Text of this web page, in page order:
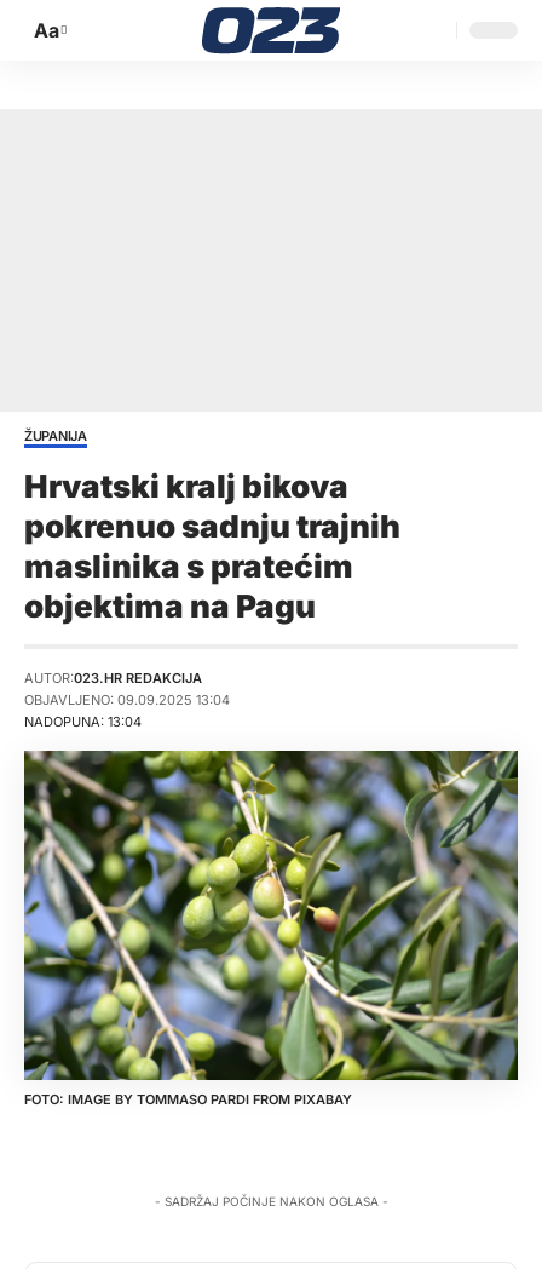
Promijeni
Aa
ŽUPANIJA
Hrvatski kralj bikova
pokrenuo sadnju trajnih
maslinika s pratećim
objektima na Pagu
NADOPUNA: 13:04
AUTOR:023.HR REDAKCIJA
OBJAVLJENO: 09.09.2025 13:04
IMAGE BY TOMMASO PARDI FROM PIXABAY
- SADRŽAJ POČINJE NAKON OGLASA -